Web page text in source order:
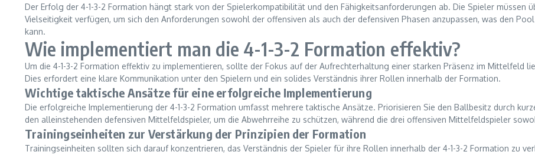
Der Erfolg der 4-1-3-2 Formation hängt stark von der Spielerkompatibilität und den Fähigkeitsanforderungen ab. Die Spieler müssen
Vielseitigkeit verfügen, um sich den Anforderungen sowohl der offensiven als auch der defensiven Phasen anzupassen, was den
kann.
Wie implementiert man die 4-1-3-2 Formation effektiv?
Um die 4-1-3-2 Formation effektiv zu implementieren, sollte der Fokus auf der Aufrechterhaltung einer starken Präsenz im Mittelfeld
Dies erfordert eine klare Kommunikation unter den Spielern und ein solides Verständnis ihrer Rollen innerhalb der Formation.
Wichtige taktische Ansätze für eine erfolgreiche Implementierung
Die erfolgreiche Implementierung der 4-1-3-2 Formation umfasst mehrere taktische Ansätze. Priorisieren Sie den Ballbesitz durch
den alleinstehenden defensiven Mittelfeldspieler, um die Abwehrreihe zu schützen, während die drei offensiven Mittelfeldspieler
Trainingseinheiten zur Verstärkung der Prinzipien der Formation
Trainingseinheiten sollten sich darauf konzentrieren, das Verständnis der Spieler für ihre Rollen innerhalb der 4-1-3-2 Formation zu